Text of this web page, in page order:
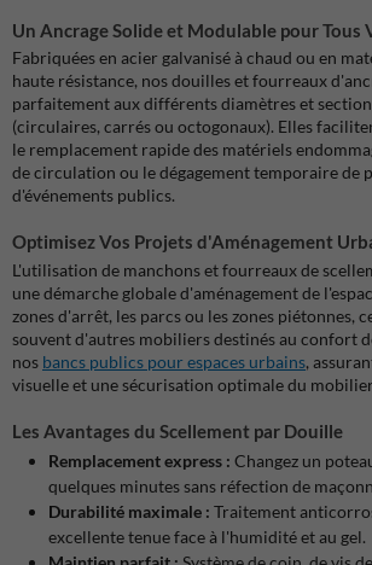
Un Ancrage Solide et Modulable pour Tous
Fabriquées en acier galvanisé à chaud ou en
haute résistance, nos douilles et fourreaux
parfaitement aux différents diamètres et
(circulaires, carrés ou octogonaux). Elles
le remplacement rapide des matériels
de circulation ou le dégagement temporaire de
d'événements publics.
Optimisez Vos Projets d'Aménagement
L'utilisation de manchons et fourreaux de
une démarche globale d'aménagement de
zones d'arrêt, les parcs ou les zones piétonnes,
souvent d'autres mobiliers destinés au confort
nos bancs publics pour espaces urbains,
visuelle et une sécurisation optimale du
Les Avantages du Scellement par Douille
Remplacement express : Changez un
quelques minutes sans réfection de
Durabilité maximale : Traitement
excellente tenue face à l'humidité et au gel.